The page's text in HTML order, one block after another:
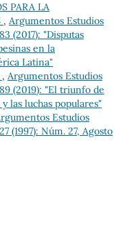
PARA LA
, Argumentos Estudios
(2017): "Disputas
en la
Latina"
, Argumentos Estudios
(2019): "El triunfo de
las luchas populares"
Estudios
(1997): Núm. 27, Agosto